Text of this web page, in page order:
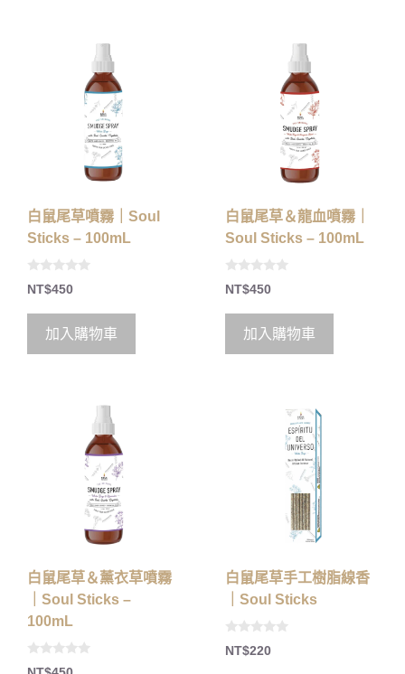
白鼠尾草噴霧｜Soul
Sticks – 100mL
0
o
5
NT$450
加入購物車
白鼠尾草＆龍血噴霧｜
Soul Sticks – 100mL
0
o
5
NT$450
加入購物車
白鼠尾草＆薰衣草噴霧
｜Soul Sticks –
100mL
0
白鼠尾草手工樹脂線香
｜Soul Sticks
0
oNT$220